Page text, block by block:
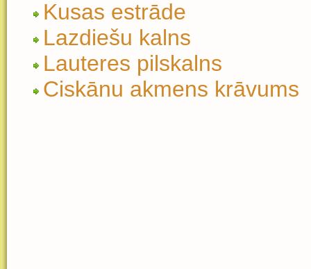
Kusas estrāde
Lazdiešu kalns
Lauteres pilskalns
Ciskānu akmens krāvums